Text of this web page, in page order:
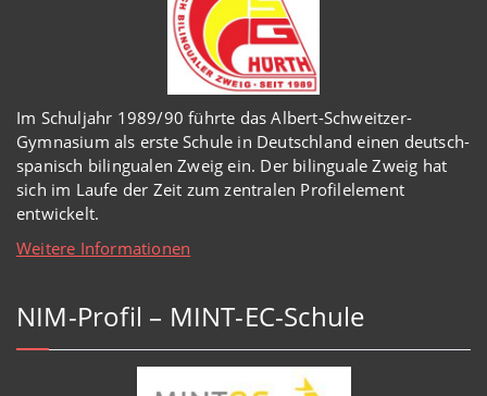
Im Schuljahr 1989/90 führte das Albert-Schweitzer-
Gymnasium als erste Schule in Deutschland einen deutsch-
spanisch bilingualen Zweig ein. Der bilinguale Zweig hat
sich im Laufe der Zeit zum zentralen Profilelement
entwickelt.
Weitere Informationen
NIM-Profil – MINT-EC-Schule